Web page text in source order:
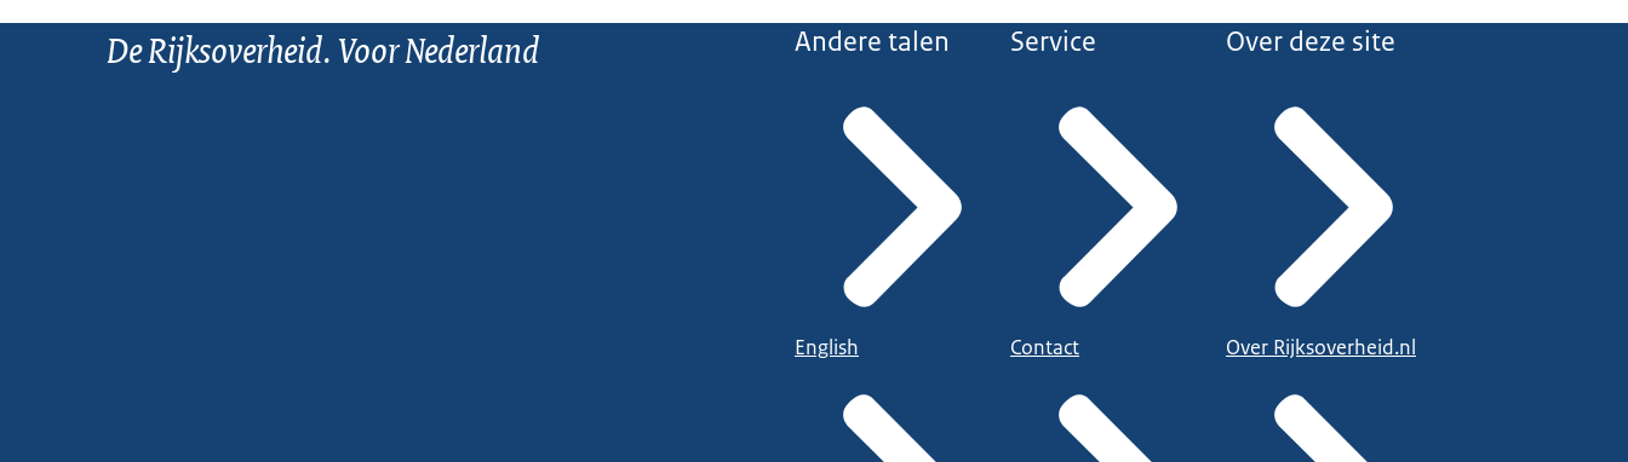
De Rijksoverheid. Voor Nederland Andere talen
English
Service
Contact
Over deze site
Over Rijksoverheid.nl